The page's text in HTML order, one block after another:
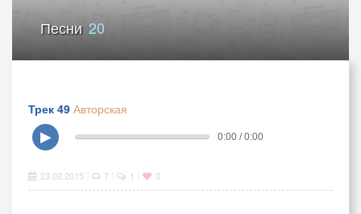
Песни 20
Трек 49 Авторская
▶
0:00 / 0:00
23.02.2015 7 1 0